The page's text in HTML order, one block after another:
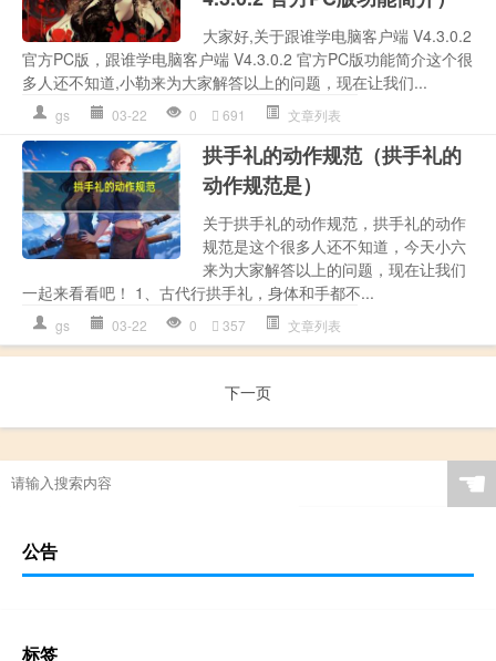
大家好,关于跟谁学电脑客户端 V4.3.0.2
官方PC版，跟谁学电脑客户端 V4.3.0.2 官方PC版功能简介这个很
多人还不知道,小勒来为大家解答以上的问题，现在让我们...
gs 03-22 0 691 文章列表
拱手礼的动作规范（拱手礼的
动作规范是）
关于拱手礼的动作规范，拱手礼的动作
规范是这个很多人还不知道，今天小六
来为大家解答以上的问题，现在让我们
一起来看看吧！ 1、古代行拱手礼，身体和手都不...
gs 03-22 0 357 文章列表
下一页
☚
公告
标签